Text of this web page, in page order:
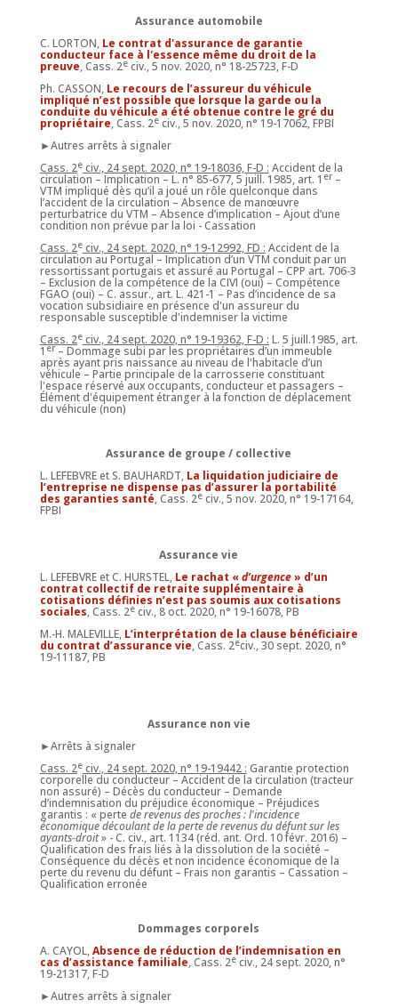
Assurance automobile
C. LORTON,Le contrat d'assurance de garantie
conducteur face à l'essence même du droit de la
preuve, Cass. 2eciv., 5 nov. 2020, n° 18-25723, F-D
Ph. CASSON, Le recours de l’assureur du véhicule
impliqué n’est possible que lorsque la garde ou la
conduite du véhicule a été obtenue contre le gré du
propriétaire, Cass. 2eciv., 5 nov. 2020, n° 19-17062, FPBI
►Autres arrêts à signaler
Cass. 2eciv., 24 sept. 2020, n° 19-18036, F-D : Accident de la
circulation – Implication – L. n° 85-677, 5 juill. 1985, art. 1 er–
VTM impliqué dès qu’il a joué un rôle quelconque dans
l’accident de la circulation – Absence de manœuvre
perturbatrice du VTM – Absence d’implication – Ajout d’une
condition non prévue par la loi - Cassation
Cass. 2eciv., 24 sept. 2020, n° 19-12992, FD : Accident de la
circulation au Portugal – Implication d’un VTM conduit par un
ressortissant portugais et assuré au Portugal – CPP art. 706-3
– Exclusion de la compétence de la CIVI (oui) – Compétence
FGAO (oui) – C. assur., art. L. 421-1 – Pas d’incidence de sa
vocation subsidiaire en présence d'un assureur du
responsable susceptible d'indemniser la victime
Cass. 2eciv., 24 sept. 2020, n° 19-19362, F-D : L. 5 juill.1985, art.
1er– Dommage subi par les propriétaires d’un immeuble
après ayant pris naissance au niveau de l'habitacle d’un
véhicule – Partie principale de la carrosserie constituant
l'espace réservé aux occupants, conducteur et passagers –
Élément d'équipement étranger à la fonction de déplacement
du véhicule (non)
Assurance de groupe / collective
L. LEFEBVRE et S. BAUHARDT, La liquidation judiciaire de
l’entreprise ne dispense pas d’assurer la portabilité
des garanties santé, Cass. 2eciv., 5 nov. 2020, n° 19-17164,
FPBI
Assurance vie
L. LEFEBVRE et C. HURSTEL,Le rachat «d’urgence» d’un
contrat collectif de retraite supplémentaire à
cotisations définies n’est pas soumis aux cotisations
sociales, Cass. 2eciv., 8 oct. 2020, n° 19-16078, PB
M.-H. MALEVILLE, L’interprétation de la clause bénéficiaire
du contrat d’assurance vie, Cass. 2eciv., 30 sept. 2020, n°
19-11187, PB
Assurance non vie
►Arrêts à signaler
Cass. 2eciv., 24 sept. 2020, n° 19-19442 : Garantie protection
corporelle du conducteur – Accident de la circulation (tracteur
non assuré) – Décès du conducteur – Demande
d’indemnisation du préjudice économique – Préjudices
garantis : « perte de revenus des proches : l'incidence
économique découlant de la perte de revenus du défunt sur les
ayants-droit» - C. civ., art. 1134 (réd. ant. Ord. 10 févr. 2016) –
Qualification des frais liés à la dissolution de la société –
Conséquence du décès et non incidence économique de la
perte du revenu du défunt – Frais non garantis – Cassation –
Qualification erronée
Dommages corporels
A. CAYOL,Absence de réduction de l’indemnisation en
cas d’assistance familiale, Cass. 2eciv., 24 sept. 2020, n°
19-21317, F-D
►Autres arrêts à signaler